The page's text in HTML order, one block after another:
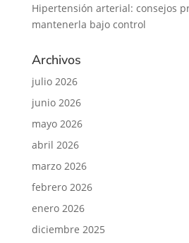
Hipertensión arterial: consejos
mantenerla bajo control
Archivos
julio 2026
junio 2026
mayo 2026
abril 2026
marzo 2026
febrero 2026
enero 2026
diciembre 2025